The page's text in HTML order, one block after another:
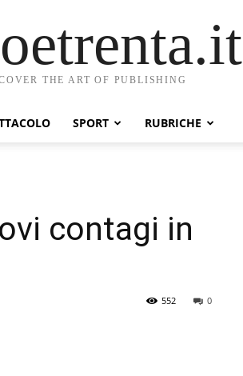
THE ART OF PUBLISHING
SPORT RUBRICHE
contagi in
0
552